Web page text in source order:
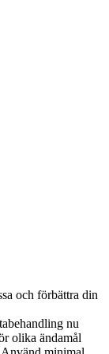
och förbättra din
nu
olika ändamål